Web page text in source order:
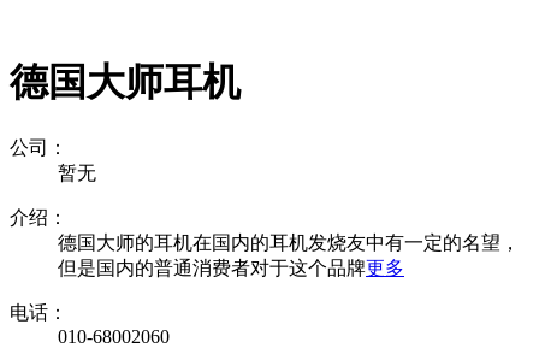
德国大师耳机
公司：
暂无
介绍：
德国大师的耳机在国内的耳机发烧友中有一定的名望，
但是国内的普通消费者对于这个品牌更多
电话：
010-68002060